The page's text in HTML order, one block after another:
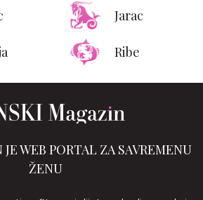
Jarac
Ribe
WEB PORTAL ZA SAVREMENU
ŽENU